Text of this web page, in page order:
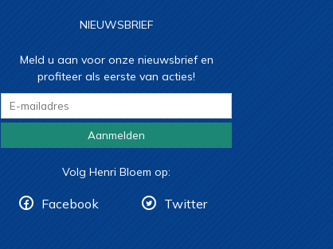
NIEUWSBRIEF
Meld u aan voor onze nieuwsbrief en
profiteer als eerste van acties!
Aanmelden
Volg Henri Bloem op:
Facebook Twitter